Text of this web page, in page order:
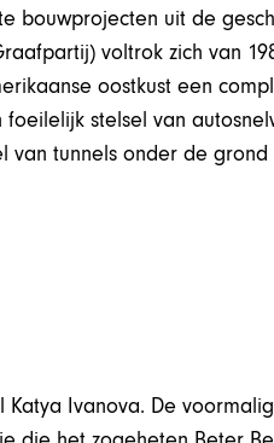
bouwprojecten uit de
voltrok zich van
oostkust een
stelsel van
van tunnels onder de grond
Ivanova. De voormalig